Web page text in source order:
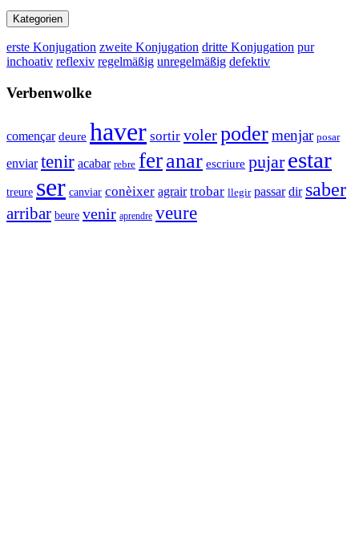
Kategorien
erste Konjugation zweite Konjugation dritte Konjugation pur
inchoativ reflexiv regelmäßig unregelmäßig defektiv
Verbenwolke
començar deure haver sortir volerpodermenjar posar
enviar tenir acabar rebre feranar escriure pujar estar
treure ser canviar conèixer agrair trobar llegir passar dir saber
arribar beure venir aprendre veure